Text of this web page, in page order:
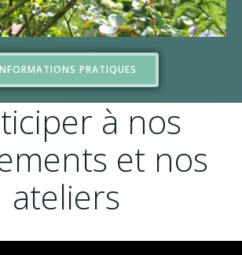
PRATIQUES
à nos
et nos
ateliers